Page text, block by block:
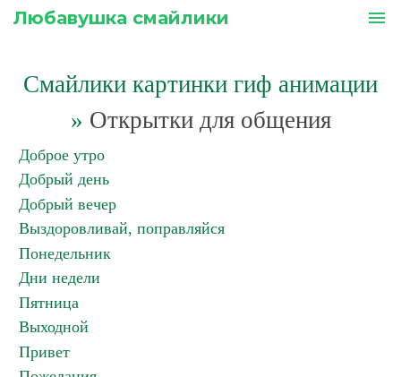
Любавушка смайлики menu
Смайлики картинки гиф анимации
» Открытки для общения
Доброе утро
Добрый день
Добрый вечер
Выздоровливай, поправляйся
Понедельник
Дни недели
Пятница
Выходной
Привет